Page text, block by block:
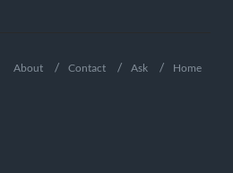
Home
Ask
Contact
About